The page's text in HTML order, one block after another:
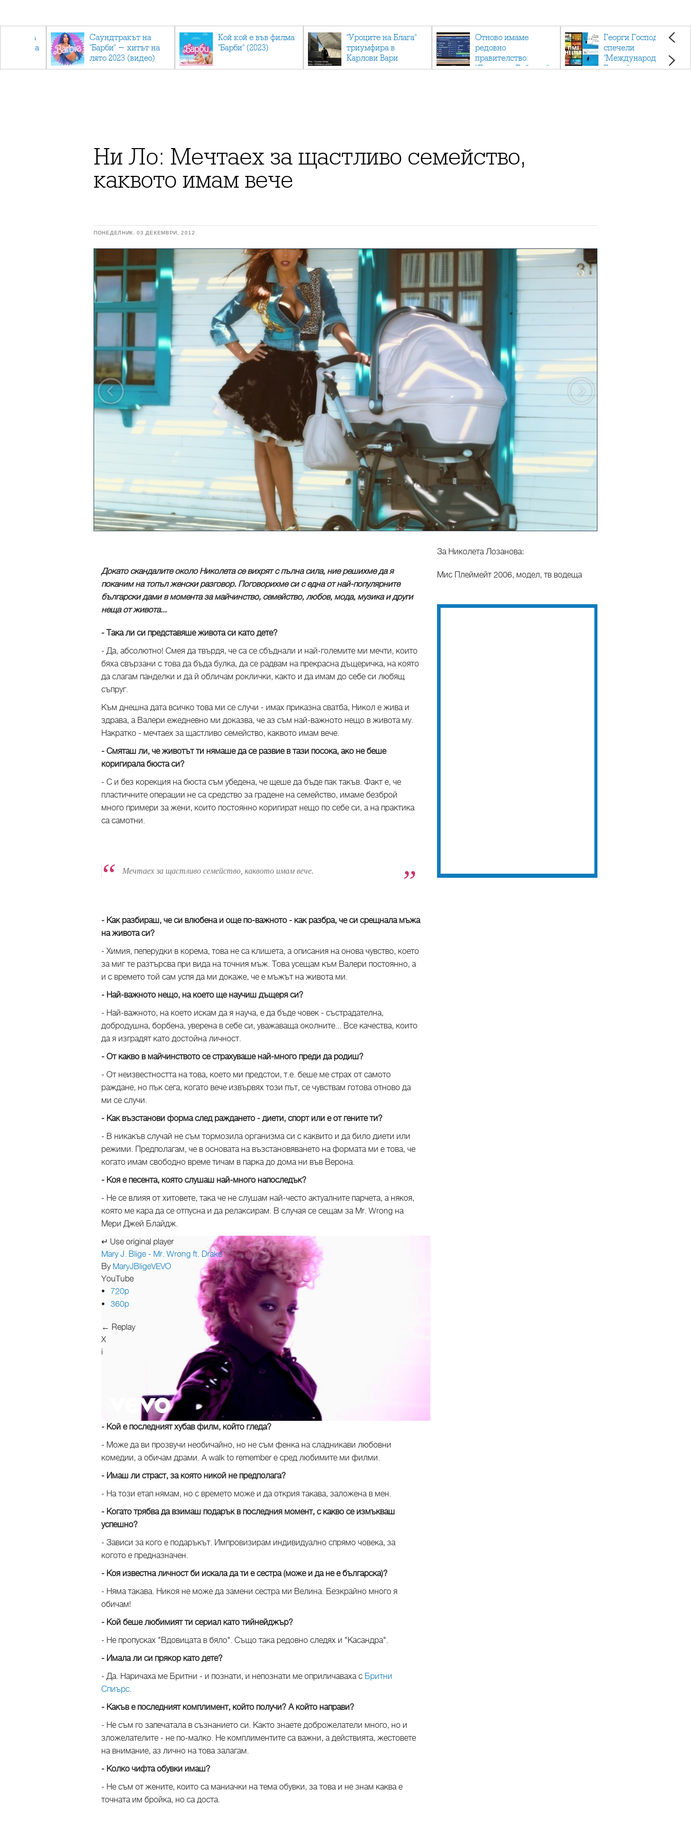
върна
мандата
Саундтракът на
"Барби" - хитът на
лято 2023 (видео)
Кой кой е във филма
"Барби" (2023)
"Уроците на Блага"
триумфира в
Карлови Вари
Отново имаме
редовно
правителство:
"Денков - Габриел"
Георги Господинов
спечели
"Международен
Букър" с романа
Ни Ло: Мечтаех за щастливо семейство,
каквото имам вече
ПОНЕДЕЛНИК, 03 ДЕКЕМВРИ, 2012
Докато скандалите около Николета се вихрят с пълна сила, ние решихме да я
поканим на топъл женски разговор. Поговорихме си с една от най-популярните
български дами в момента за майчинство, семейство, любов, мода, музика и други
неща от живота...
- Така ли си представяше живота си като дете?
- Да, абсолютно! Смея да твърдя, че са се сбъднали и най-големите ми мечти, които
бяха свързани с това да бъда булка, да се радвам на прекрасна дъщеричка, на която
да слагам панделки и да й обличам роклички, както и да имам до себе си любящ
съпруг.
Към днешна дата всичко това ми се случи - имах приказна сватба, Никол е жива и
здрава, а Валери ежедневно ми доказва, че аз съм най-важното нещо в живота му.
Накратко - мечтаех за щастливо семейство, каквото имам вече.
- Смяташ ли, че животът ти нямаше да се развие в тази посока, ако не беше
коригирала бюста си?
- С и без корекция на бюста съм убедена, че щеше да бъде пак такъв. Факт е, че
пластичните операции не са средство за градене на семейство, имаме безброй
много примери за жени, които постоянно коригират нещо по себе си, а на практика
са самотни.
Мечтаех за щастливо семейство, каквото имам вече.
- Как разбираш, че си влюбена и още по-важното - как разбра, че си срещнала мъжа
на живота си?
- Химия, пеперудки в корема, това не са клишета, а описания на онова чувство, което
за миг те разтърсва при вида на точния мъж. Това усещам към Валери постоянно, а
и с времето той сам успя да ми докаже, че е мъжът на живота ми.
- Най-важното нещо, на което ще научиш дъщеря си?
- Най-важното, на което искам да я науча, е да бъде човек - състрадателна,
добродушна, борбена, уверена в себе си, уважаваща околните... Все качества, които
да я изградят като достойна личност.
- От какво в майчинството се страхуваше най-много преди да родиш?
- От неизвестността на това, което ми предстои, т.е. беше ме страх от самото
раждане, но пък сега, когато вече извървях този път, се чувствам готова отново да
ми се случи.
- Как възстанови форма след раждането - диети, спорт или е от гените ти?
- В никакъв случай не съм тормозила организма си с каквито и да било диети или
режими. Предполагам, че в основата на възстановяването на формата ми е това, че
когато имам свободно време тичам в парка до дома ни във Верона.
- Коя е песента, която слушаш най-много напоследък?
- Не се влияя от хитовете, така че не слушам най-често актуалните парчета, а някоя,
която ме кара да се отпусна и да релаксирам. В случая се сещам за Mr. Wrong на
Мери Джей Блайдж.
↵ Use original player
Mary J. Blige - Mr. Wrong ft. Drake
By MaryJBligeVEVO
YouTube
720p
360p
← Replay
X
i
- Кой е последният хубав филм, който гледа?
- Може да ви прозвучи необичайно, но не съм фенка на сладникави любовни
комедии, а обичам драми. A walk to remember е сред любимите ми филми.
- Имаш ли страст, за която никой не предполага?
- На този етап нямам, но с времето може и да открия такава, заложена в мен.
- Когато трябва да взимаш подарък в последния момент, с какво се измъкваш
успешно?
- Зависи за кого е подаръкът. Импровизирам индивидуално спрямо човека, за
когото е предназначен.
- Коя известна личност би искала да ти е сестра (може и да не е българска)?
- Няма такава. Никоя не може да замени сестра ми Велина. Безкрайно много я
обичам!
- Кой беше любимият ти сериал като тийнейджър?
- Не пропусках "Вдовицата в бяло". Също така редовно следях и "Касандра".
- Имала ли си прякор като дете?
- Да. Наричаха ме Бритни - и познати, и непознати ме оприличаваха с Бритни
Спиърс.
- Какъв е последният комплимент, който получи? А който направи?
- Не съм го запечатала в съзнанието си. Както знаете доброжелатели много, но и
зложелателите - не по-малко. Не комплиментите са важни, а действията, жестовете
на внимание, аз лично на това залагам.
- Колко чифта обувки имаш?
- Не съм от жените, които са маниачки на тема обувки, за това и не знам каква е
точната им бройка, но са доста.
За Николета Лозанова:
Мис Плеймейт 2006, модел, тв водеща